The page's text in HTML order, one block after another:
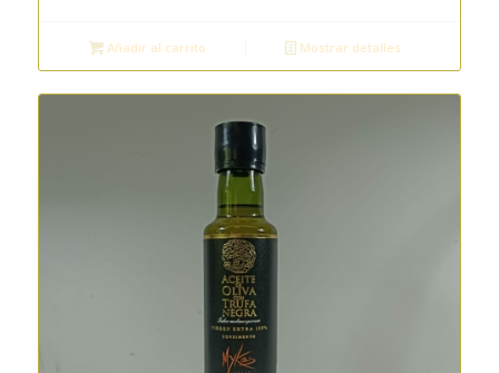
Añadir al carrito Mostrar detalles